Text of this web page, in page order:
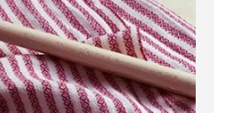
advertising
advertising